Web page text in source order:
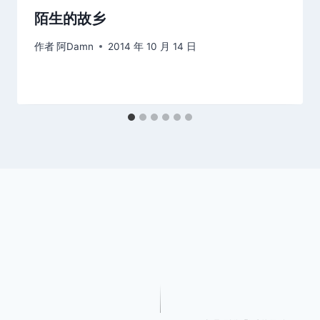
陌生的故乡
作者阿Damn 2014 年 10 月 14 日